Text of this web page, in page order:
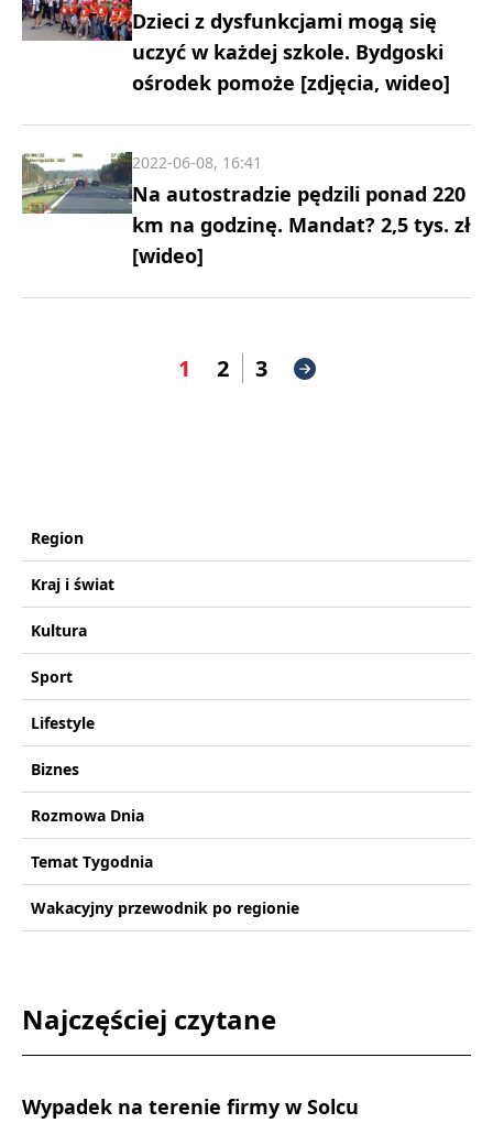
Dzieci z dysfunkcjami mogą się
uczyć w każdej szkole. Bydgoski
ośrodek pomoże [zdjęcia, wideo]
Na autostradzie pędzili ponad 220
km na godzinę. Mandat? 2,5 tys. zł
[wideo]
2022-06-08, 16:41
1 2 3
Region
Kraj i świat
Kultura
Sport
Lifestyle
Biznes
Rozmowa Dnia
Temat Tygodnia
Wakacyjny przewodnik po regionie
Najczęściej czytane
Wypadek na terenie firmy w Solcu